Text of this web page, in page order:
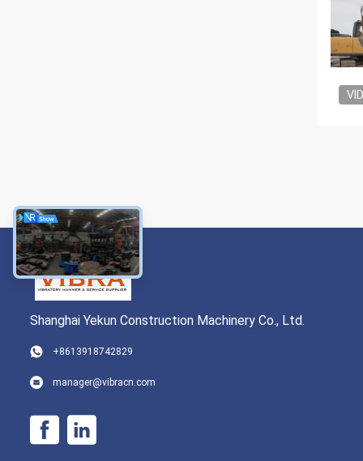
Shanghai Yekun Construction Machinery Co., Ltd.
+8613918742829
manager@vibracn.com